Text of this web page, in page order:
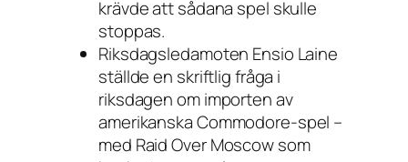
krävde att sådana spel skulle
stoppas.
Riksdagsledamoten Ensio Laine
ställde en skriftlig fråga i
riksdagen om importen av
amerikanska Commodore-spel –
med Raid Over Moscowsom